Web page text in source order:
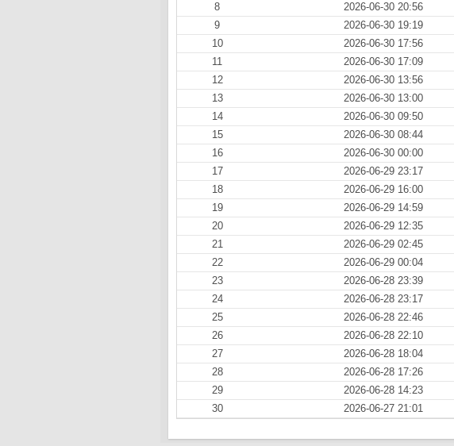
8
2026-06-30 20:56
9
2026-06-30 19:19
10
2026-06-30 17:56
11
2026-06-30 17:09
12
2026-06-30 13:56
13
2026-06-30 13:00
14
2026-06-30 09:50
15
2026-06-30 08:44
16
2026-06-30 00:00
17
2026-06-29 23:17
18
2026-06-29 16:00
19
2026-06-29 14:59
20
2026-06-29 12:35
21
2026-06-29 02:45
22
2026-06-29 00:04
23
2026-06-28 23:39
24
2026-06-28 23:17
25
2026-06-28 22:46
26
2026-06-28 22:10
27
2026-06-28 18:04
28
2026-06-28 17:26
29
2026-06-28 14:23
30
2026-06-27 21:01